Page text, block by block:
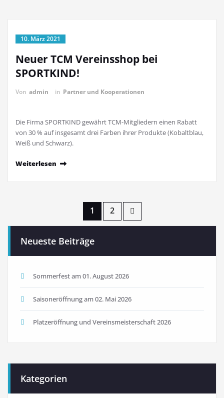
10. März 2021
Neuer TCM Vereinsshop bei
SPORTKIND!
Von admin in Partner und Kooperationen
Die Firma SPORTKIND gewährt TCM-Mitgliedern einen Rabatt
von 30 % auf insgesamt drei Farben ihrer Produkte (Kobaltblau,
Weiß und Schwarz).
Weiterlesen
Seitennummerierung
der
Beiträge
1 2
Neueste Beiträge
Sommerfest am 01. August 2026
Saisoneröffnung am 02. Mai 2026
Platzeröffnung und Vereinsmeisterschaft 2026
Kategorien